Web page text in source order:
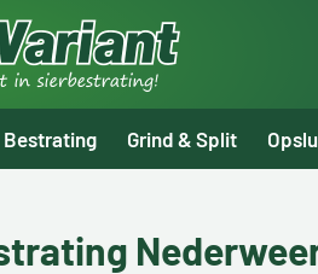
Bestrating Grind & Split